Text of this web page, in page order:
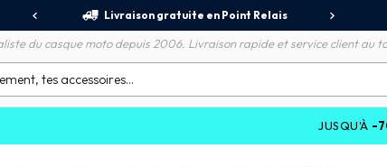
Livraison gratuite en Point Relais
du casque moto depuis 2006. Livraison rapide et service client au
JUSQU'À-70%SUR